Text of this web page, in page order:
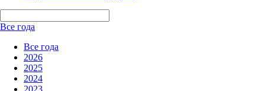
Все года
Все года
2026
2025
2024
2023